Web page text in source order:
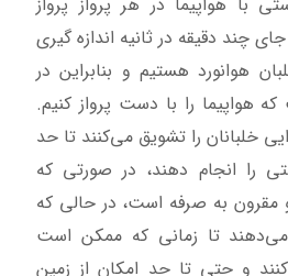
چند دقیقه در ثانیه اندازه گیری
هوانورد هستیم و بنابراین در
هواپیما را با دست پرواز کنیم.
خلبانان را تشویق می‌کنند تا حد
را انجام دهند، در صورتی که
مقرون به صرفه است، در حالی که
تا زمانی که ممکن است
و حتی تا حد امکان از زمین